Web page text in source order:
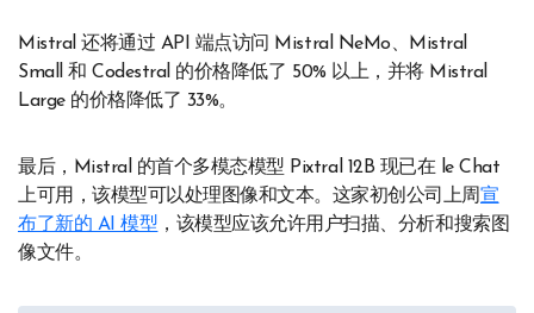
Mistral 还将通过 API 端点访问 Mistral NeMo、Mistral
Small 和 Codestral 的价格降低了 50% 以上，并将 Mistral
Large 的价格降低了 33%。
最后，Mistral 的首个多模态模型 Pixtral 12B 现已在 le Chat
上可用，该模型可以处理图像和文本。这家初创公司上周宣
布了新的 AI 模型 ，该模型应该允许用户扫描、分析和搜索图
像文件。